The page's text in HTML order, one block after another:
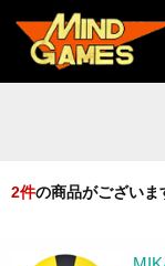
2件の商品がございま